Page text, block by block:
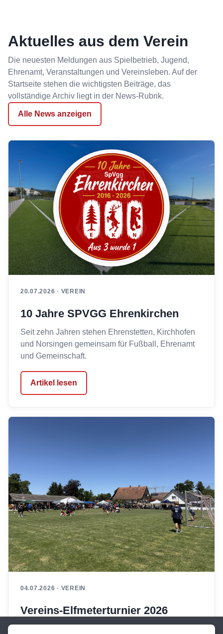
Aktuelles aus dem Verein
Die neuesten Meldungen aus Spielbetrieb, Jugend,
Ehrenamt, Veranstaltungen und Vereinsleben. Auf der
Startseite stehen die wichtigsten Beiträge, das
vollständige Archiv liegt in der News-Rubrik.
Alle News anzeigen
20.07.2026 · VEREIN
10 Jahre SPVGG Ehrenkirchen
Seit zehn Jahren stehen Ehrenstetten, Kirchhofen
und Norsingen gemeinsam für Fußball, Ehrenamt
und Gemeinschaft.
Artikel lesen
04.07.2026 · VEREIN
Vereins-Elfmeterturnier 2026